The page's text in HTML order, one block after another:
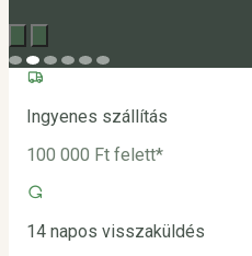
Ingyenes szállítás
100 000 Ft felett*
14 napos visszaküldés